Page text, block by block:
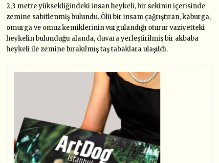
2,3 metre yüksekliğindeki insan heykeli, bir sekinin içerisinde
zemine sabitlenmiş bulundu. Ölü bir insanı çağrıştıran, kaburga,
omurga ve omuz kemiklerinin vurgulandığı oturur vaziyetteki
heykelin bulunduğu alanda, duvara yerleştirilmiş bir akbaba
heykeli ile zemine bırakılmış taş tabaklara ulaşıldı.